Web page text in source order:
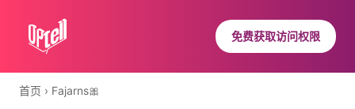
免费获取访问权限
首页 › Fajarns🎀